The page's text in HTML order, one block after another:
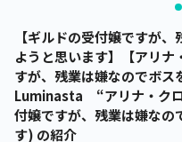
【ギルドの受付嬢ですが
ようと思います】【アリ
すが、残業は嫌なのでボ
Luminasta “アリナ・クロ
付嬢ですが、残業は嫌なの
す) の紹介